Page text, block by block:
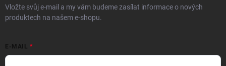
Vložte svůj e-mail a my vám budeme zasílat informace o nových
produktech na našem e-shopu.
E-MAIL